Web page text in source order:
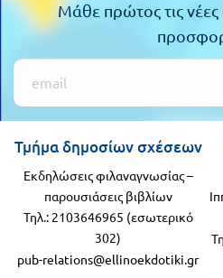
Μάθε πρώτος τις νέες
Τμήμα δημοσίων σχέσεων
Εκδηλώσεις φιλαναγνωσίας –
παρουσιάσεις βιβλίων
Τηλ.: 2103646965 (εσωτερικό
302)
pub-relations@ellinoekdotiki.gr